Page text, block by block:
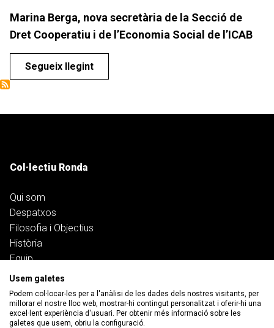
Abonaments
CA
Marina Berga, nova secretària de la Secció de
Dret Cooperatiu i de l’Economia Social de l’ICAB
Segueix llegint
Col·lectiu Ronda
Qui som
Despatxos
Filosofia i Objectius
Història
Equip
Transparència i responsabilitat social
Treballa amb nosaltres
Serveis
Usem galetes
Podem col·locar-les per a l'anàlisi de les dades dels nostres visitants, per
millorar el nostre lloc web, mostrar-hi contingut personalitzat i oferir-hi una
excel·lent experiència d'usuari. Per obtenir més informació sobre les
galetes que usem, obriu la configuració.